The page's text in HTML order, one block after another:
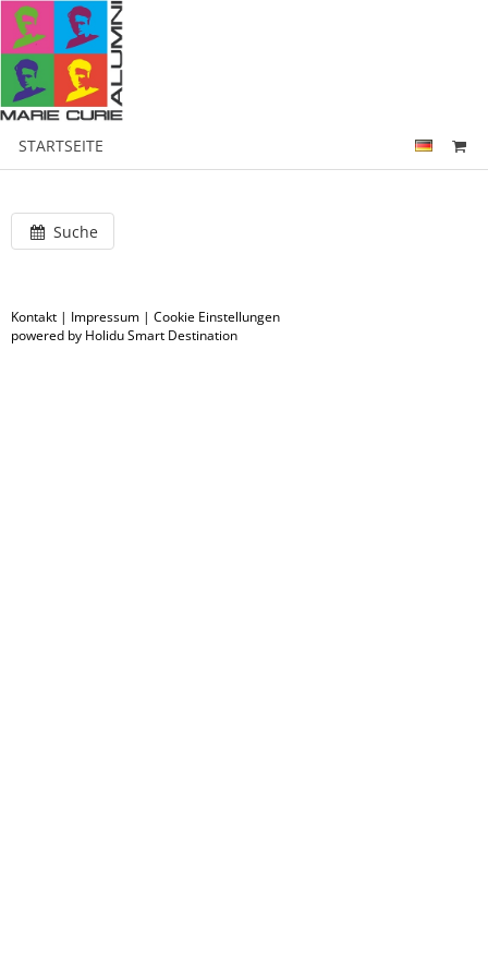
STARTSEITE
Suche
Kontakt | Impressum | Cookie Einstellungen
powered by Holidu Smart Destination